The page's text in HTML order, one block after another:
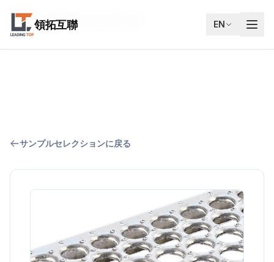
Leading Top Union JA
領拓互聯 EN
サンプルセレクションに戻る